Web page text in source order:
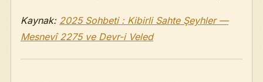
Kaynak: 2025 Sohbeti : Kibirli Sahte Şeyhler —
Mesnevî 2275 ve Devr-i Veled